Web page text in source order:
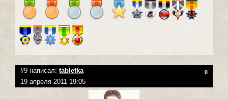
#9 написал: tabletka 0
19 апреля 2011 19:05